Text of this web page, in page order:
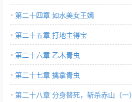
第二十四章 如水美女王嫣
第二十五章 打地主得宝
第二十六章 乙木青虫
第二十七章 擒拿青虫
第二十八章 分身替死，斩杀赤山（一）